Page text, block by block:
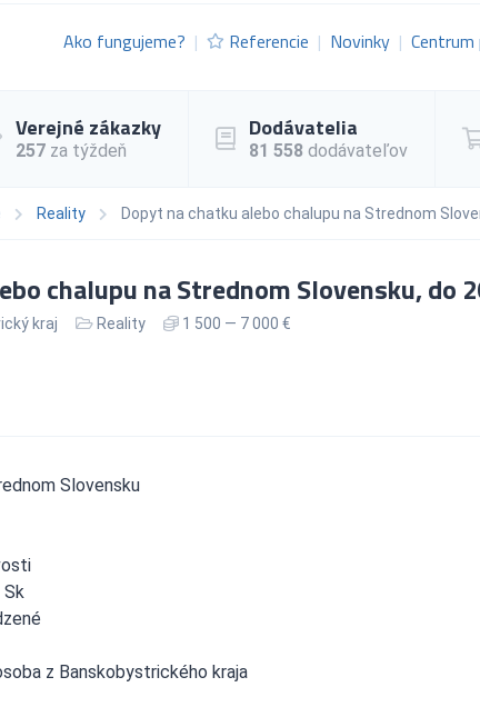
Ako fungujeme? Referencie Novinky
Verejné zákazky
257 za týždeň
Dodávatelia
81 558 dodávateľov
Reality Dopyt na chatku alebo chalupu na Strednom
chalupu na Strednom Slovensku, do
kraj Reality 1 500 — 7 000 €
Slovensku
Sk
z Banskobystrického kraja